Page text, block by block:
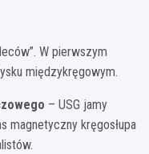
W pierwszym
międzykręgowym.
– USG jamy
magnetyczny kręgosłupa